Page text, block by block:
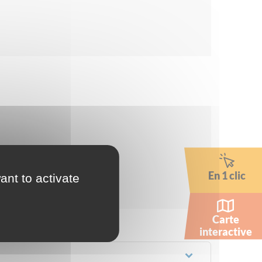
En 1 clic
Carte
interactive
to activate